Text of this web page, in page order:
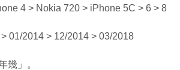
4 > Nokia 720 > iPhone 5C > 6 > 8
01/2014 > 12/2014 > 03/2018
幾」。